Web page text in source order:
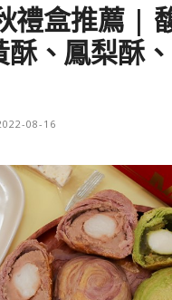
禮盒推薦 |
酥、鳳梨酥
08-16